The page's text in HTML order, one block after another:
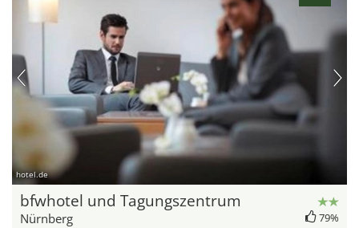
hotel.de
bfwhotel und Tagungszentrum
Nürnberg 79%